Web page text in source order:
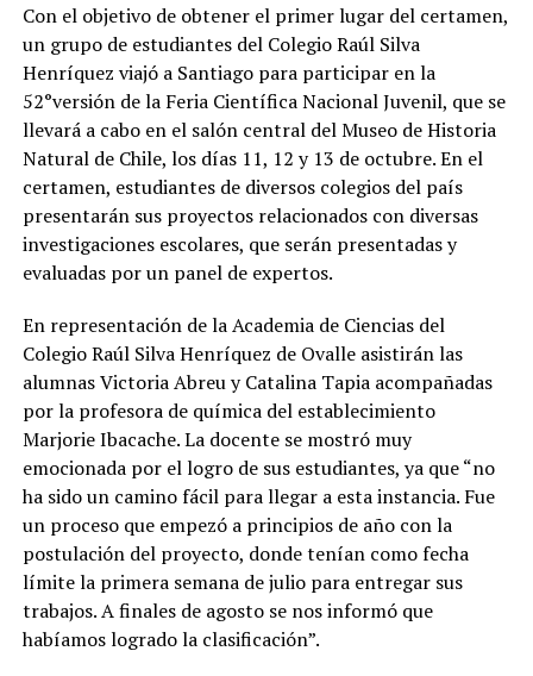
Con el objetivo de obtener el primer lugar del certamen,
un grupo de estudiantes del Colegio Raúl Silva
Henríquez viajó a Santiago para participar en la
52°versión de la Feria Científica Nacional Juvenil, que se
llevará a cabo en el salón central del Museo de Historia
Natural de Chile, los días 11, 12 y 13 de octubre. En el
certamen, estudiantes de diversos colegios del país
presentarán sus proyectos relacionados con diversas
investigaciones escolares, que serán presentadas y
evaluadas por un panel de expertos.
En representación de la Academia de Ciencias del
Colegio Raúl Silva Henríquez de Ovalle asistirán las
alumnas Victoria Abreu y Catalina Tapia acompañadas
por la profesora de química del establecimiento
Marjorie Ibacache. La docente se mostró muy
emocionada por el logro de sus estudiantes, ya que “no
ha sido un camino fácil para llegar a esta instancia. Fue
un proceso que empezó a principios de año con la
postulación del proyecto, donde tenían como fecha
límite la primera semana de julio para entregar sus
trabajos. A finales de agosto se nos informó que
habíamos logrado la clasificación”.